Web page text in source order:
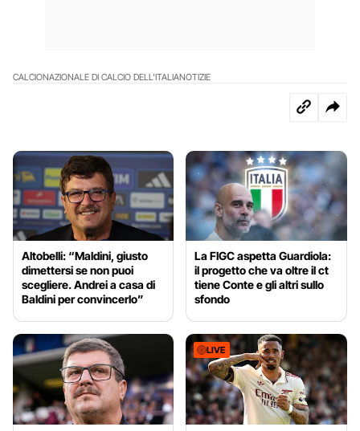
CALCIONAZIONALE DI CALCIO DELL'ITALIANOTIZIE
Altobelli: “Maldini, giusto
dimettersi se non puoi
scegliere. Andrei a casa di
Baldini per convincerlo”
La FIGC aspetta Guardiola:
il progetto che va oltre il ct
tiene Conte e gli altri sullo
sfondo
LIVE